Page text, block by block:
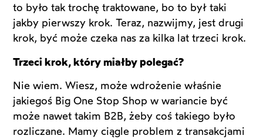
to było tak trochę traktowane, bo to był taki
jakby pierwszy krok. Teraz, nazwijmy, jest drugi
krok, być może czeka nas za kilka lat trzeci krok.
Trzeci krok, który miałby polegać?
Nie wiem. Wiesz, może wdrożenie właśnie
jakiegoś Big One Stop Shop w wariancie być
może nawet takim B2B, żeby coś takiego było
rozliczane. Mamy ciągle problem z transakcjami